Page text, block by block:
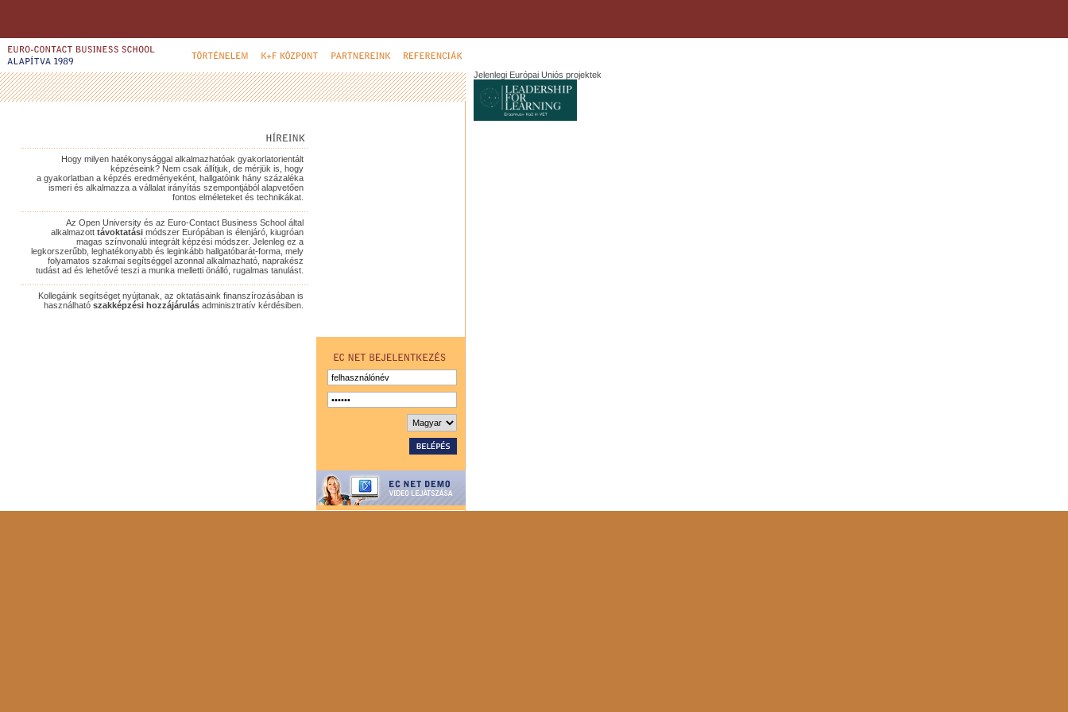
Hogy milyen hatékonysággal alkalmazhatóak gyakorlatorientált
képzéseink? Nem csak állítjuk, de mérjük is, hogy
a gyakorlatban a képzés eredményeként, hallgatóink hány százaléka
ismeri és alkalmazza a vállalat irányítás szempontjából alapvetően
fontos elméleteket és technikákat.
Az Open University és az Euro-Contact Business School által
alkalmazott távoktatási módszer Európában is élenjáró, kiugróan
magas színvonalú integrált képzési módszer. Jelenleg ez a
legkorszerűbb, leghatékonyabb és leginkább hallgatóbarát-forma, mely
folyamatos szakmai segítséggel azonnal alkalmazható, naprakész
tudást ad és lehetővé teszi a munka melletti önálló, rugalmas tanulást.
Kollegáink segítséget nyújtanak, az oktatásaink finanszírozásában is
használható szakképzési hozzájárulás adminisztratív kérdésiben.
Jelenlegi Európai Uniós projektek